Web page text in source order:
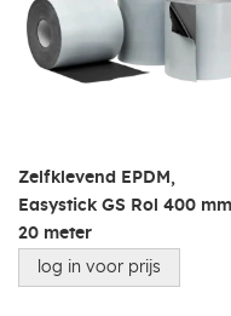
Zelfklevend EPDM,
Easystick GS Rol 400
20 meter
log in voor prijs